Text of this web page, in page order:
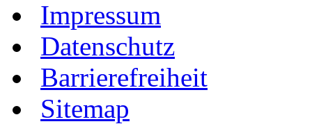
Impressum
Datenschutz
Barrierefreiheit
Sitemap